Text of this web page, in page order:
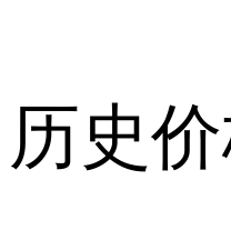
历史